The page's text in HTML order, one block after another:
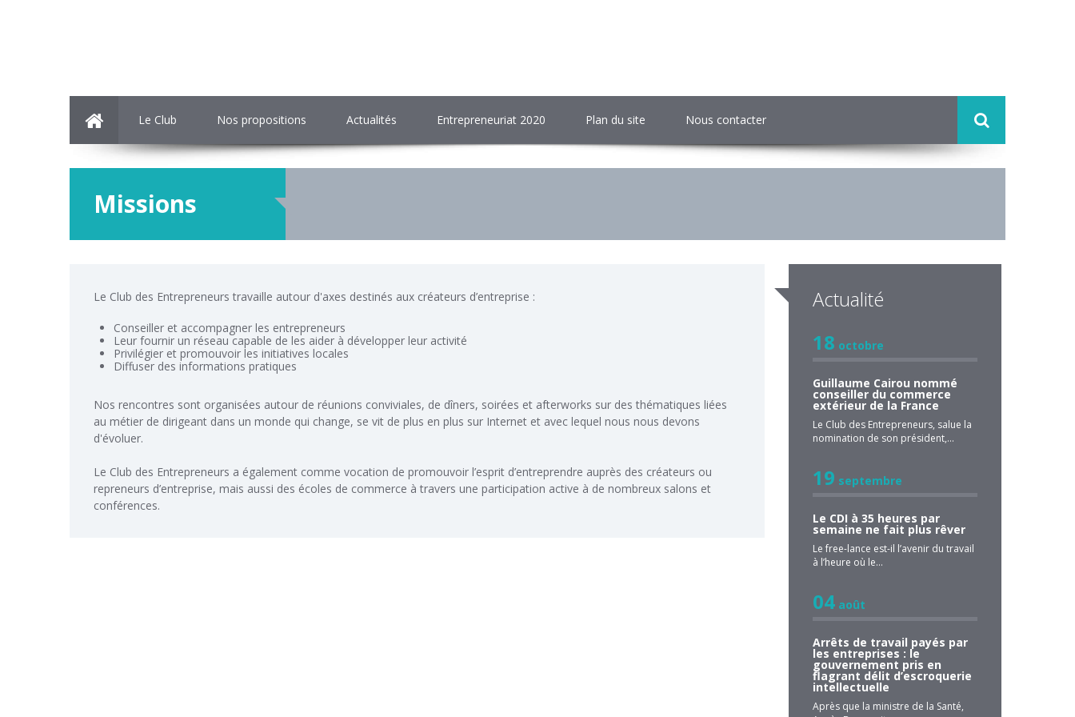
Le Club Nos propositions Actualités Entrepreneuriat 2020 Plan du site Nous contacter
Missions
Le Club des Entrepreneurs travaille autour d'axes destinés aux créateurs d’entreprise :
Conseiller et accompagner les entrepreneurs
Leur fournir un réseau capable de les aider à développer leur activité
Privilégier et promouvoir les initiatives locales
Diffuser des informations pratiques
Nos rencontres sont organisées autour de réunions conviviales, de dîners, soirées et afterworks sur des thématiques liées
au métier de dirigeant dans un monde qui change, se vit de plus en plus sur Internet et avec lequel nous nous devons
d'évoluer.
Le Club des Entrepreneurs a également comme vocation de promouvoir l’esprit d’entreprendre auprès des créateurs ou
repreneurs d’entreprise, mais aussi des écoles de commerce à travers une participation active à de nombreux salons et
conférences.
Actualité
18 octobre
Guillaume Cairou nommé
conseiller du commerce
extérieur de la France
Le Club des Entrepreneurs, salue la
nomination de son président,…
19 septembre
Le CDI à 35 heures par
semaine ne fait plus rêver
Le free-lance est-il l’avenir du travail
à l’heure où le…
04 août
Arrêts de travail payés par
les entreprises : le
gouvernement pris en
flagrant délit d’escroquerie
intellectuelle
Après que la ministre de la Santé,